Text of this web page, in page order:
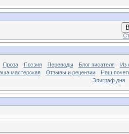
Проза Поэзия Переводы Блог писателя
Из
мастерская Отзывы и рецензии
Наш
Эпиграф дня